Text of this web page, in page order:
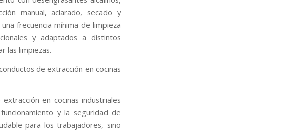
manual, aclarado, secado y
frecuencia mínima de limpieza
y adaptados a distintos
las limpiezas.
de extracción en cocinas
en cocinas industriales
y la seguridad de
para los trabajadores, sino